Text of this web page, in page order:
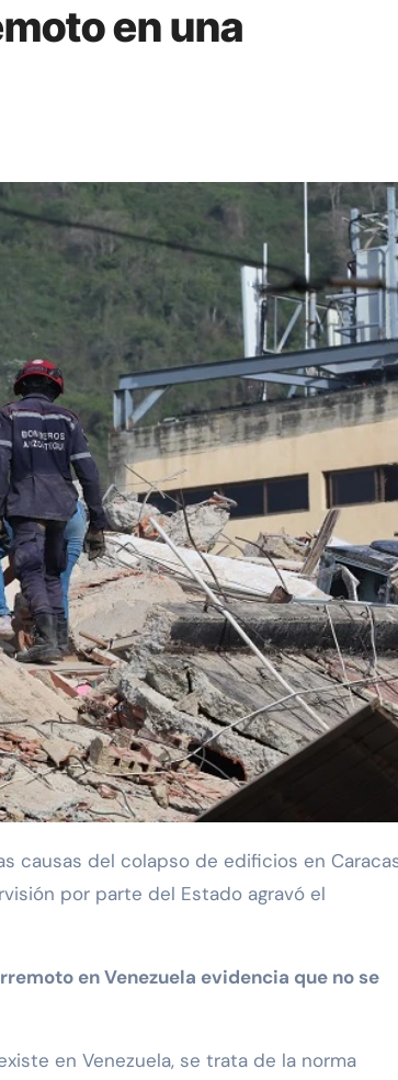
en una
por parte del Estado agravó el
en Venezuela evidencia que no se
en Venezuela, se trata de la norma